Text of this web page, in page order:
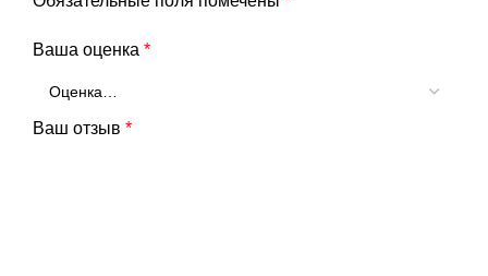
Ваша оценка *
Ваш отзыв *